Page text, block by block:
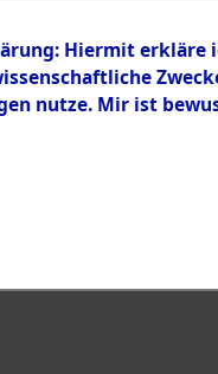
Hiermit erkläre
nutze. Mir ist